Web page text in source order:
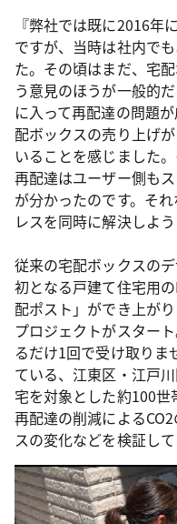
『弊社では既に2016年
ですが、当時は社内で
た。その頃はまだ、宅
う意見のほうが一般的
に入って再配達の問題
配ボックスの売り上げ
いることを感じました
再配達はユーザー側も
が分かったのです。そ
レスを同時に解決しよ
従来の宅配ボックスの
初となる戸建て住宅用
配ポスト」ができ上が
プロジェクトがスター
るだけ1回で受け取りま
ている、江東区・江戸
宅を対象とした約100世
再配達の削減による
スの変化などを検証して